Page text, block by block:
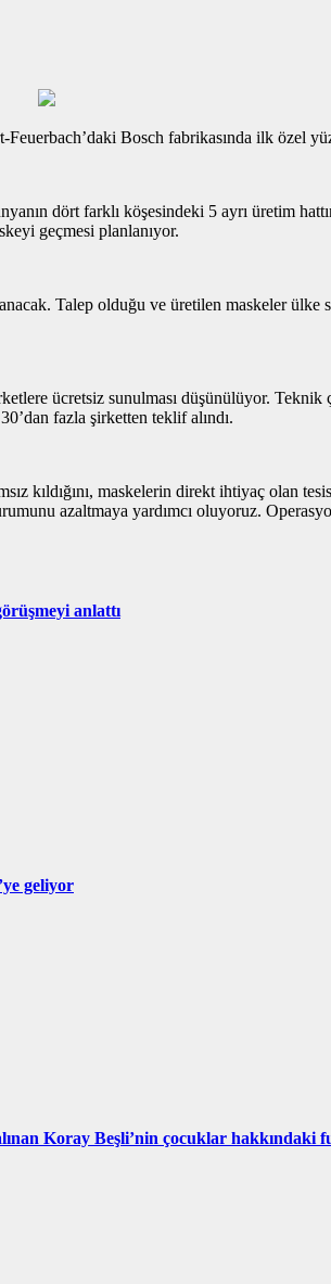
Bosch fabrikasında ilk özel yüz
dört farklı köşesindeki 5 ayrı üretim
geçmesi planlanıyor.
Talep olduğu ve üretilen maskeler
ücretsiz sunulması düşünülüyor. Teknik
fazla şirketten teklif alındı.
kıldığını, maskelerin direkt ihtiyaç olan
azaltmaya yardımcı oluyoruz.
anlattı
geliyor
Koray Beşli’nin çocuklar hakkındaki